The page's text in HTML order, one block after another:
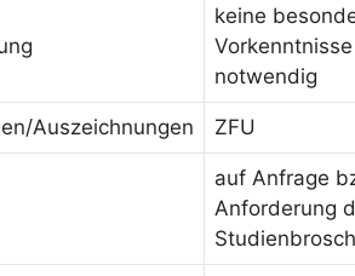
keine
Vorkenntnisse
notwendig
Auszeichnungen ZFU
auf Anfrage
Anforderung